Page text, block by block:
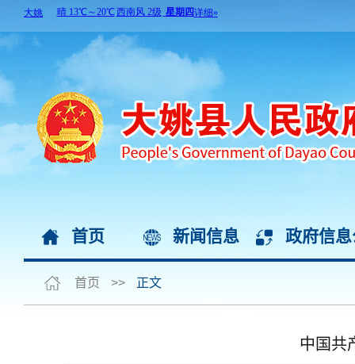
首页 新闻信息 政府信
首页 >> 正文
中国共